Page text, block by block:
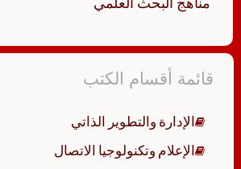
قائمة أقسام الكتب
الإدارة والتطوير الذاتي
الإعلام وتكنولوجيا الاتصال